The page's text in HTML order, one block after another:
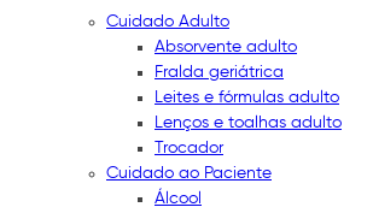
Cuidado Adulto
Absorvente adulto
Fralda geriátrica
Leites e fórmulas adulto
Lenços e toalhas adulto
Trocador
Cuidado ao Paciente
Álcool